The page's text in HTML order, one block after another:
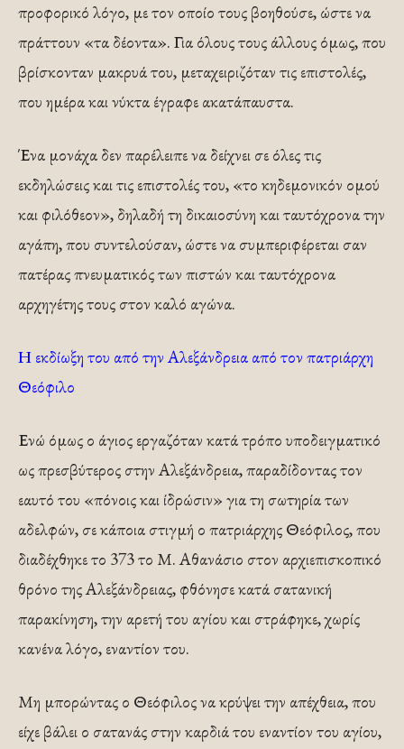
προφορικό λόγο, με τον οποίο τους βοηθούσε, ώστε να
πράττουν «τα δέοντα». Για όλους τους άλλους όμως, που
βρίσκονταν μακρυά του, μεταχειριζόταν τις επιστολές,
που ημέρα και νύκτα έγραφε ακατάπαυστα.
Ένα μονάχα δεν παρέλειπε να δείχνει σε όλες τις
εκδηλώσεις και τις επιστολές του, «το κηδεμονικόν ομού
και φιλόθεον», δηλαδή τη δικαιοσύνη και ταυτόχρονα την
αγάπη, που συντελούσαν, ώστε να συμπεριφέρεται σαν
πατέρας πνευματικός των πιστών και ταυτόχρονα
αρχηγέτης τους στον καλό αγώνα.
Η εκδίωξη του από την Αλεξάνδρεια από τον πατριάρχη
Θεόφιλο
Ενώ όμως ο άγιος εργαζόταν κατά τρόπο υποδειγματικό
ως πρεσβύτερος στην Αλεξάνδρεια, παραδίδοντας τον
εαυτό του «πόνοις και ίδρώσιν» για τη σωτηρία των
αδελφών, σε κάποια στιγμή ο πατριάρχης Θεόφιλος, που
διαδέχθηκε το 373 το Μ. Αθανάσιο στον αρχιεπισκοπικό
θρόνο της Αλεξάνδρειας, φθόνησε κατά σατανική
παρακίνηση, την αρετή του αγίου και στράφηκε, χωρίς
κανένα λόγο, εναντίον του.
Μη μπορώντας ο Θεόφιλος να κρύψει την απέχθεια, που
είχε βάλει ο σατανάς στην καρδιά του εναντίον του αγίου,